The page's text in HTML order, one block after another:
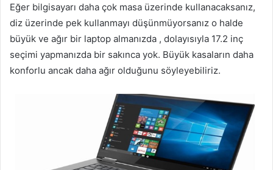
Eğer bilgisayarı daha çok masa üzerinde kullanacaksanız,
diz üzerinde pek kullanmayı düşünmüyorsanız o halde
büyük ve ağır bir laptop almanızda , dolayısıyla 17.2 inç
seçimi yapmanızda bir sakınca yok. Büyük kasaların daha
konforlu ancak daha ağır olduğunu söyleyebiliriz.